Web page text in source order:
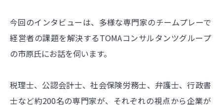
今回のインタビューは、多様な専門家のチームプレーで
経営者の課題を解決するTOMAコンサルタンツグループ
の市原氏にお話を伺います。
税理士、公認会計士、社会保険労務士、弁護士、行政書
士など約200名の専門家が、それぞれの視点から企業が